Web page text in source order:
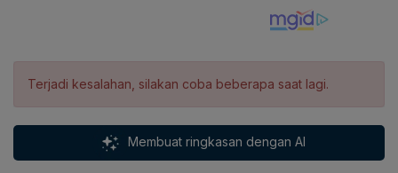
Terjadi kesalahan, silakan coba beberapa saat lagi.
Membuat ringkasan dengan AI